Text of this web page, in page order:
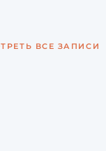
ВСЕ ЗАПИСИ